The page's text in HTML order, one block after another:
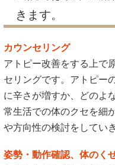
きます。
カウンセリング
アトピー改善をする上で
セリングです。アトピー
に辛さが増すか、どのよ
常生活での体のクセを細
や方向性の検討をしてい
姿勢・動作確認、体のく